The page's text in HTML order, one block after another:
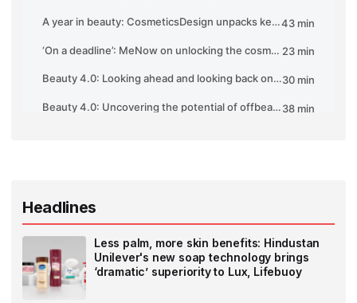
Headlines
Less palm, more skin benefits: Hindustan
Unilever's new soap technology brings
‘dramatic’ superiority to Lux, Lifebuoy